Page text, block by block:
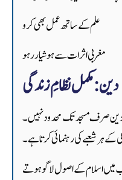
علم کے ساتھ عمل بھی کرو
مغربی اثرات سے ہوشیار رہو
دین: مکمل نظامِ زندگی
دین صرف مسجد تک محدود نہیں۔
کے ہر شعبے کی رہنمائی کرتا ہے۔
اسلام کے اصول لاگو ہوتے